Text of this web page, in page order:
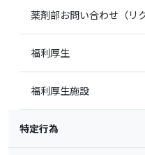
薬剤部お問い合わせ（リ
福利厚生
福利厚生施設
特定行為